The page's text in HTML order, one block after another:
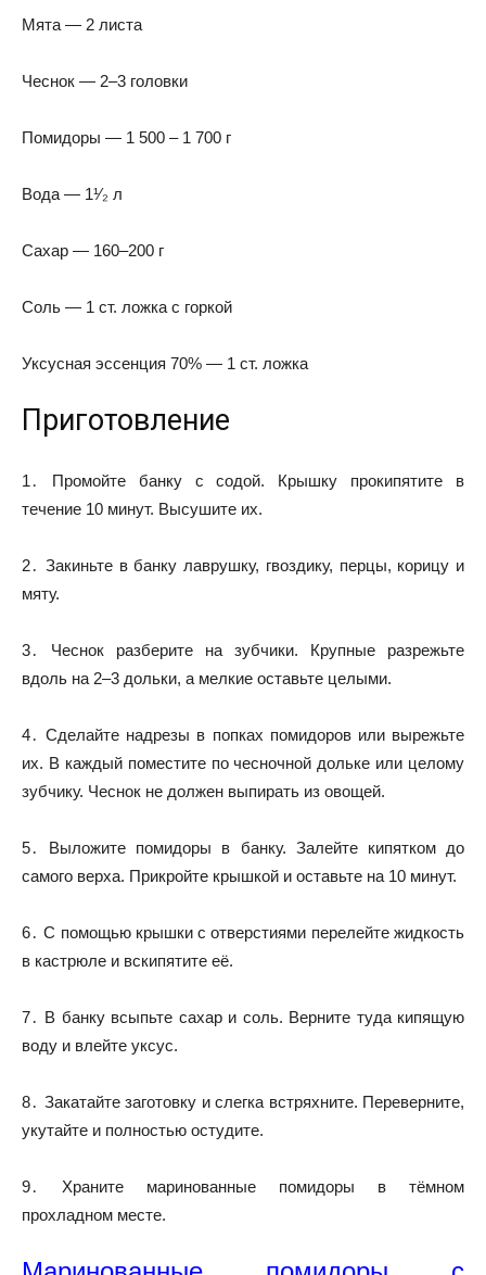
Мята — 2 листа
Чеснок — 2–3 головки
Помидоры — 1 500 – 1 700 г
Вода — 1¹⁄₂ л
Сахар — 160–200 г
Соль — 1 ст. ложка с горкой
Уксусная эссенция 70% — 1 ст. ложка
Приготовление
1․ Промойте банку с содой. Крышку прокипятите в
течение 10 минут. Высушите их.
2․ Закиньте в банку лаврушку, гвоздику, перцы, корицу и
мяту.
3․ Чеснок разберите на зубчики. Крупные разрежьте
вдоль на 2–3 дольки, а мелкие оставьте целыми.
4․ Сделайте надрезы в попках помидоров или вырежьте
их. В каждый поместите по чесночной дольке или целому
зубчику. Чеснок не должен выпирать из овощей.
5․ Выложите помидоры в банку. Залейте кипятком до
самого верха. Прикройте крышкой и оставьте на 10 минут.
6․ С помощью крышки с отверстиями перелейте жидкость
в кастрюле и вскипятите её.
7․ В банку всыпьте сахар и соль. Верните туда кипящую
воду и влейте уксус.
8․ Закатайте заготовку и слегка встряхните. Переверните,
укутайте и полностью остудите.
9․ Храните маринованные помидоры в тёмном
прохладном месте.